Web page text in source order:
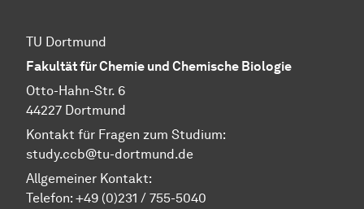
TU Dortmund
Fakultät für Chemie und Chemische Biologie
Otto-Hahn-Str. 6
44227 Dortmund
Kontakt für Fragen zum Studium:
study.ccb@tu-dortmund.de
Allgemeiner Kontakt:
Telefon: +49 (0)231 / 755-5040